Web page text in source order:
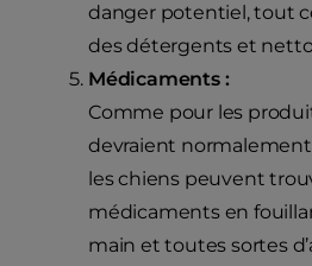
danger potentiel, tout
des détergents et
Médicaments :
Comme pour les
devraient
les chiens peuvent
médicaments en
main et toutes sortes